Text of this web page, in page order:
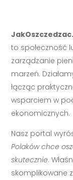
to społeczność
zarządzanie
marzeń.
łącząc
wsparciem w
ekonomicznych.
Nasz portal
Polaków chce
skutecznie.
skomplikowane